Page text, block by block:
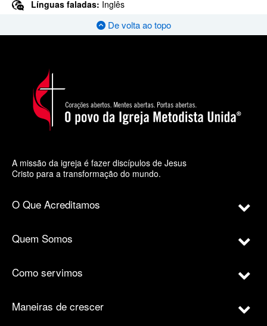
Línguas faladas: Inglês
De volta ao topo
A missão da igreja é fazer discípulos de Jesus
Cristo para a transformação do mundo.
O Que Acreditamos
Quem Somos
Como servimos
Maneiras de crescer